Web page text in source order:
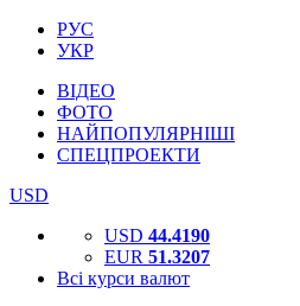
РУС
УКР
ВІДЕО
ФОТО
НАЙПОПУЛЯРНІШІ
СПЕЦПРОЕКТИ
USD
USD 44.4190
EUR 51.3207
Всі курси валют